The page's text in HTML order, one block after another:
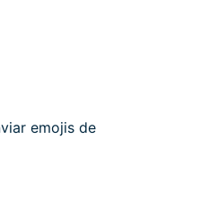
emojis de